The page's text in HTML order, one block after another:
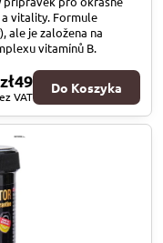
vitality. Formule
ale je založena na
vitamínů B.
zł49
VAT
Do Koszyka